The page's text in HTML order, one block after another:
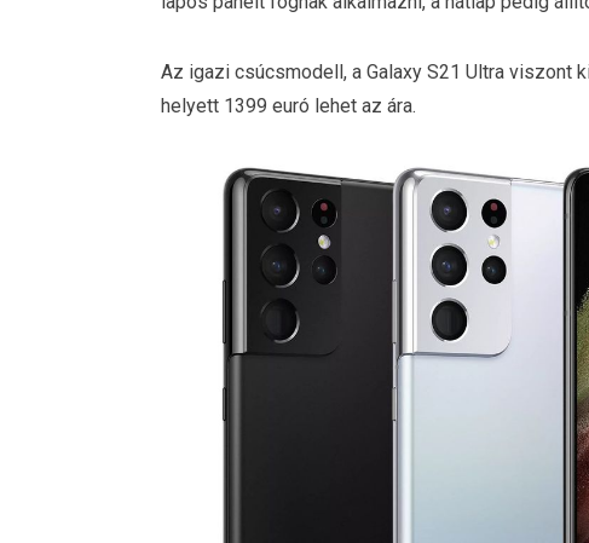
Az igazi csúcsmodell, a Galaxy S21 Ultra viszont
helyett 1399 euró lehet az ára.